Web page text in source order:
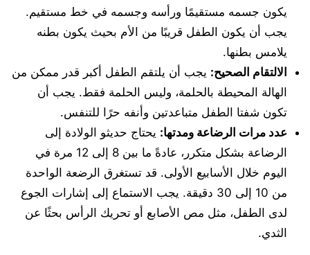
يكون جسمه مستقيمًا ورأسه وجسمه في خط مستقيم.
يجب أن يكون الطفل قريبًا من الأم بحيث يكون بطنه
يلامس بطنها.
الالتقام الصحيح: يجب أن يلتقم الطفل أكبر قدر ممكن من
الهالة المحيطة بالحلمة، وليس الحلمة فقط. يجب أن
تكون شفتا الطفل متباعدتين وأنفه حرًا للتنفس.
عدد مرات الرضاعة ومدتها: يحتاج حديثو الولادة إلى
الرضاعة بشكل متكرر، عادةً ما بين 8 إلى 12 مرة في
اليوم خلال الأسابيع الأولى. قد تستغرق الرضعة الواحدة
من 10 إلى 30 دقيقة. يجب الاستماع إلى إشارات الجوع
لدى الطفل، مثل مص الأصابع أو تحريك الرأس بحثًا عن
الثدي.